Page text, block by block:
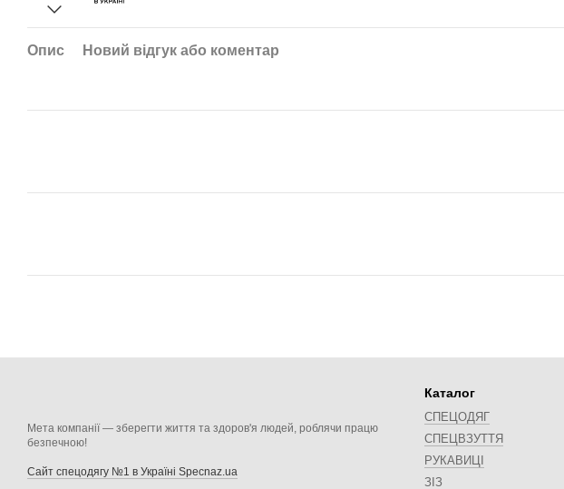
Опис Новий відгук або коментар
Мета компанії — зберегти життя та здоров'я людей, роблячи працю
безпечною!
Сайт спецодягу №1 в Україні Specnaz.ua
Каталог
СПЕЦОДЯГ
СПЕЦВЗУТТЯ
РУКАВИЦІ
ЗІЗ